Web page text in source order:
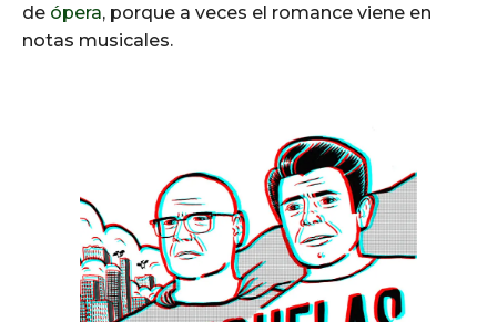
de ópera, porque a veces el romance viene en
notas musicales.